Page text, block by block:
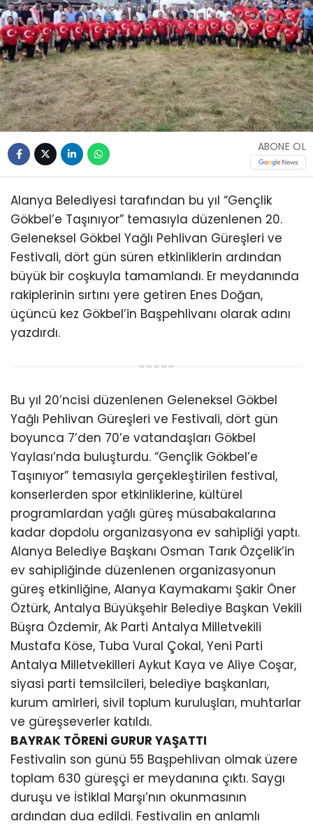
ABONE OL
Alanya Belediyesi tarafından bu yıl “Gençlik
Gökbel’e Taşınıyor” temasıyla düzenlenen 20.
Geleneksel Gökbel Yağlı Pehlivan Güreşleri ve
Festivali, dört gün süren etkinliklerin ardından
büyük bir coşkuyla tamamlandı. Er meydanında
rakiplerinin sırtını yere getiren Enes Doğan,
üçüncü kez Gökbel’in Başpehlivanı olarak adını
yazdırdı.
Bu yıl 20’ncisi düzenlenen Geleneksel Gökbel
Yağlı Pehlivan Güreşleri ve Festivali, dört gün
boyunca 7’den 70’e vatandaşları Gökbel
Yaylası’nda buluşturdu. “Gençlik Gökbel’e
Taşınıyor” temasıyla gerçekleştirilen festival,
konserlerden spor etkinliklerine, kültürel
programlardan yağlı güreş müsabakalarına
kadar dopdolu organizasyona ev sahipliği yaptı.
Alanya Belediye Başkanı Osman Tarık Özçelik’in
ev sahipliğinde düzenlenen organizasyonun
güreş etkinliğine, Alanya Kaymakamı Şakir Öner
Öztürk, Antalya Büyükşehir Belediye Başkan Vekili
Büşra Özdemir, Ak Parti Antalya Milletvekili
Mustafa Köse, Tuba Vural Çokal, Yeni Parti
Antalya Milletvekilleri Aykut Kaya ve Aliye Coşar,
siyasi parti temsilcileri, belediye başkanları,
kurum amirleri, sivil toplum kuruluşları, muhtarlar
ve güreşseverler katıldı.
BAYRAK TÖRENİ GURUR YAŞATTI
Festivalin son günü 55 Başpehlivan olmak üzere
toplam 630 güreşçi er meydanına çıktı. Saygı
duruşu ve İstiklal Marşı’nın okunmasının
ardından dua edildi. Festivalin en anlamlı